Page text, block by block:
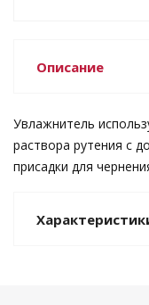
Описание
Увлажнитель
раствора рутения с
присадки для